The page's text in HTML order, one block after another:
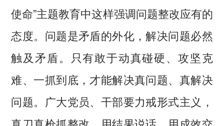
使命”主题教育中这样强调问题整改应有的
态度。问题是矛盾的外化，解决问题必然
触及矛盾。只有敢于动真碰硬、攻坚克
难、一抓到底，才能解决真问题、真解决
问题。广大党员、干部要力戒形式主义，